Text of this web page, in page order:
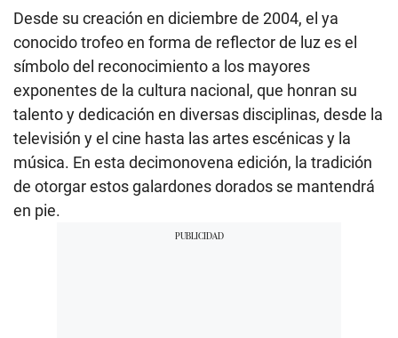
Desde su creación en diciembre de 2004, el ya
conocido trofeo en forma de reflector de luz es el
símbolo del reconocimiento a los mayores
exponentes de la cultura nacional, que honran su
talento y dedicación en diversas disciplinas, desde la
televisión y el cine hasta las artes escénicas y la
música. En esta decimonovena edición, la tradición
de otorgar estos galardones dorados se mantendrá
en pie.